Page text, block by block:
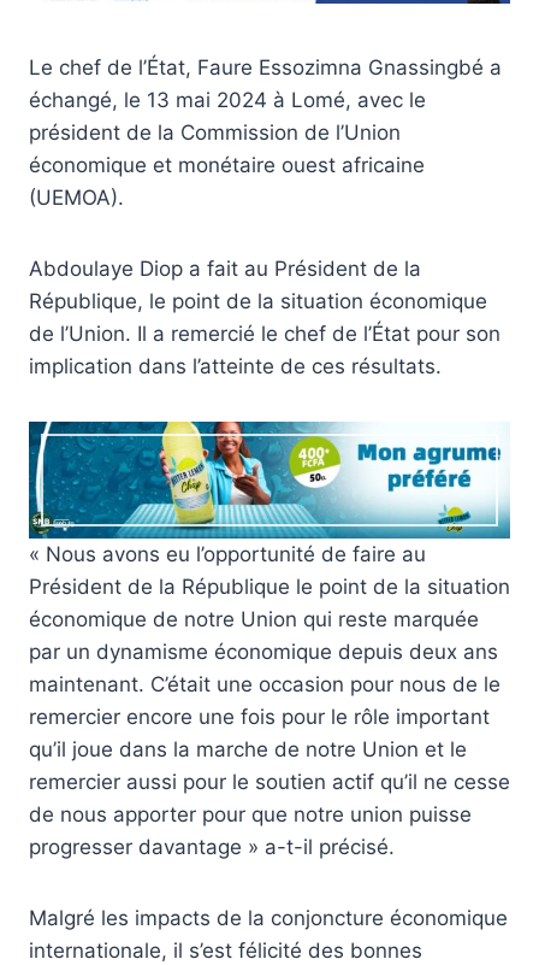
Le chef de l’État, Faure Essozimna Gnassingbé a
échangé, le 13 mai 2024 à Lomé, avec le
président de la Commission de l’Union
économique et monétaire ouest africaine
(UEMOA).
Abdoulaye Diop a fait au Président de la
République, le point de la situation économique
de l’Union. Il a remercié le chef de l’État pour son
implication dans l’atteinte de ces résultats.
« Nous avons eu l’opportunité de faire au
Président de la République le point de la situation
économique de notre Union qui reste marquée
par un dynamisme économique depuis deux ans
maintenant. C’était une occasion pour nous de le
remercier encore une fois pour le rôle important
qu’il joue dans la marche de notre Union et le
remercier aussi pour le soutien actif qu’il ne cesse
de nous apporter pour que notre union puisse
progresser davantage » a-t-il précisé.
Malgré les impacts de la conjoncture économique
internationale, il s’est félicité des bonnes